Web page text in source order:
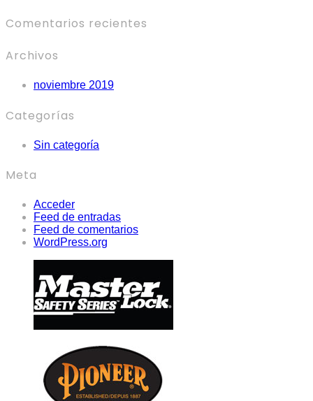
Comentarios recientes
Archivos
noviembre 2019
Categorías
Sin categoría
Meta
Acceder
Feed de entradas
Feed de comentarios
WordPress.org